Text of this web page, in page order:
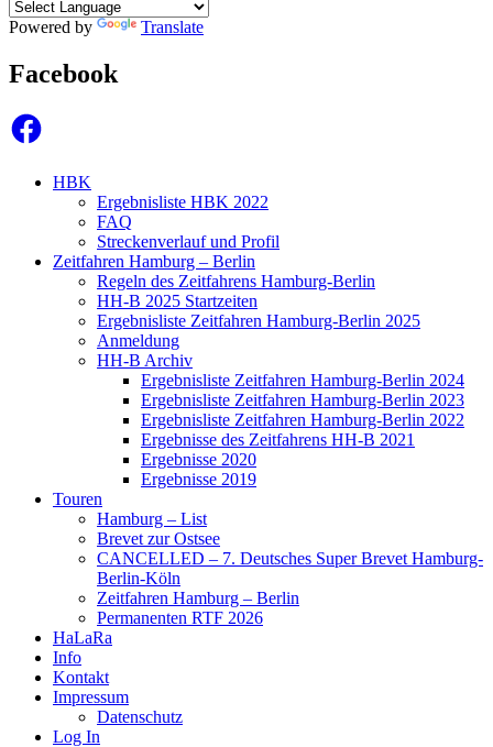
Powered by Translate
Facebook
Facebook
HBK
Ergebnisliste HBK 2022
FAQ
Streckenverlauf und Profil
Zeitfahren Hamburg – Berlin
Regeln des Zeitfahrens Hamburg-Berlin
HH-B 2025 Startzeiten
Ergebnisliste Zeitfahren Hamburg-Berlin 2025
Anmeldung
HH-B Archiv
Ergebnisliste Zeitfahren Hamburg-Berlin 2024
Ergebnisliste Zeitfahren Hamburg-Berlin 2023
Ergebnisliste Zeitfahren Hamburg-Berlin 2022
Ergebnisse des Zeitfahrens HH-B 2021
Ergebnisse 2020
Ergebnisse 2019
Touren
Hamburg – List
Brevet zur Ostsee
CANCELLED – 7. Deutsches Super Brevet Hamburg-
Berlin-Köln
Zeitfahren Hamburg – Berlin
Permanenten RTF 2026
HaLaRa
Info
Kontakt
Impressum
Datenschutz
Log In